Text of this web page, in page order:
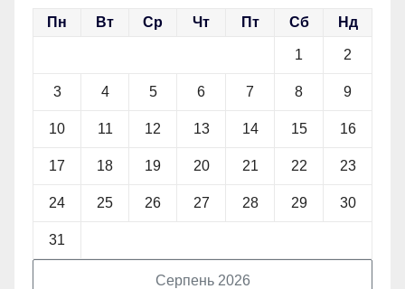
Серпень 2026
Пн Вт Ср Чт Пт Сб Нд
1 2
3 4 5 6 7 8 9
10 11 12 13 14 15 16
17 18 19 20 21 22 23
24 25 26 27 28 29 30
31